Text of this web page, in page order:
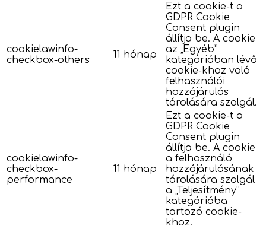
cookielawinfo-
checkbox-others
11 hónap
Ezt a cookie-t a
GDPR Cookie
Consent plugin
állítja be. A cookie
az „Egyéb”
kategóriában lévő
cookie-khoz való
felhasználói
hozzájárulás
tárolására szolgál.
cookielawinfo-
checkbox-
performance
11 hónap
Ezt a cookie-t a
GDPR Cookie
Consent plugin
állítja be. A cookie
a felhasználó
hozzájárulásának
tárolására szolgál
a „Teljesítmény”
kategóriába
tartozó cookie-
khoz.